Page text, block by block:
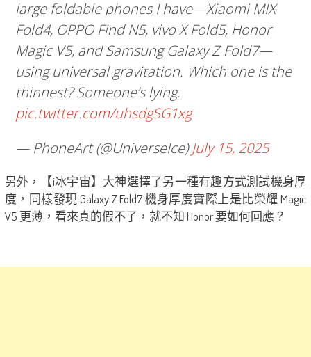
large foldable phones I have—Xiaomi MIX
Fold4, OPPO Find N5, vivo X Fold5, Honor
Magic V5, and Samsung Galaxy Z Fold7—
using universal gravitation. Which one is the
thinnest? Someone’s lying.
pic.twitter.com/uhsdgSG1xg
— PhoneArt (@UniverseIce)July 15, 2025
另外，【i冰宇宙】大神選擇了另一種有趣方式測試機身厚
度，同樣發現 Galaxy Z Fold7 機身厚度實際上是比榮耀 Magic
V5 更薄，看來真的假不了，就不知 Honor 要如何回應？